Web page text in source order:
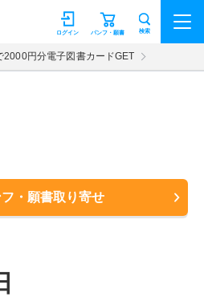
パンフ・願書
ログイン 検索
2000円分電子図書カードGET
・願書取り寄せ